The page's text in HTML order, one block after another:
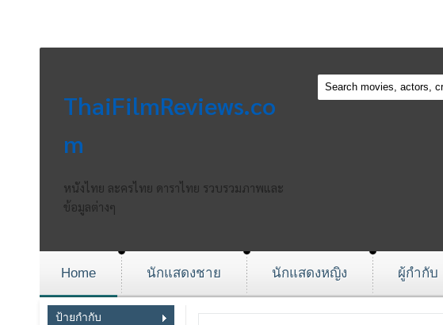
ThaiFilmReviews.co
m
หนังไทย ละครไทย ดาราไทย รวบรวมภาพและ
ข้อมูลต่างๆ
Home นักแสดงชาย นักแสดงหญิง ผู้กำกับ
ป้ายกำกับ